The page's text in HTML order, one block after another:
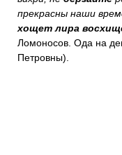
прекрасны наши
хощет лира
Ломоносов. Ода на
Петровны).